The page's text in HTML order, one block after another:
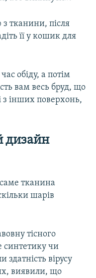
тканини, після
її у кошик для
обіду, а потім
вам весь бруд, що
з інших поверхонь,
дизайн
тканина
шарів
тісного
синтетику чи
здатність вірусу
виявили, що